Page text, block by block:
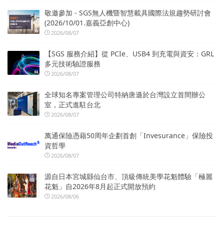
敬邀參加 - SGS無人機暨智慧載具國際法規趨勢研討會
(2026/10/01.嘉義亞創中心)
2026/08/07
【SGS 服務介紹】從 PCIe、USB4 到充電與資安：GRL
多元技術驗證服務
2026/08/07
全球知名專案管理公司特納唐遜於台灣設立首間辦公
室，正式進駐台北
2026/08/07
萬通保險憑藉50周年企劃首創「Invesurance」保險投
資哲學
2026/08/07
源自日本宮城縣仙台市、頂級傳統美學花魁體驗「極麗
花魁」自2026年8月起正式開放預約
2026/08/06